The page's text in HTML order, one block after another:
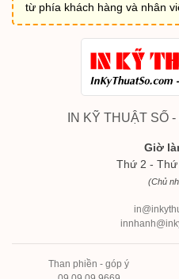
từ phía khách hàng và nhân
IN KỸ THUẬT SỐ
Giờ
Thứ 2 -
(Chủ
Than phiền - góp ý